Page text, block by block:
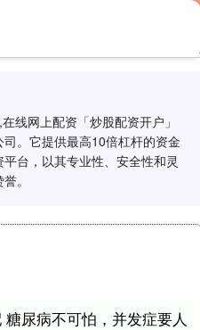
线网上配资「炒股配资开户」
。它提供最高10倍杠杆的资金
台，以其专业性、安全性和灵
。
糖尿病不可怕，并发症要人